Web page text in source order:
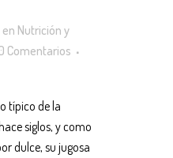
en Nutrición y
Comentarios
típico de la
siglos, y como
dulce, su jugosa